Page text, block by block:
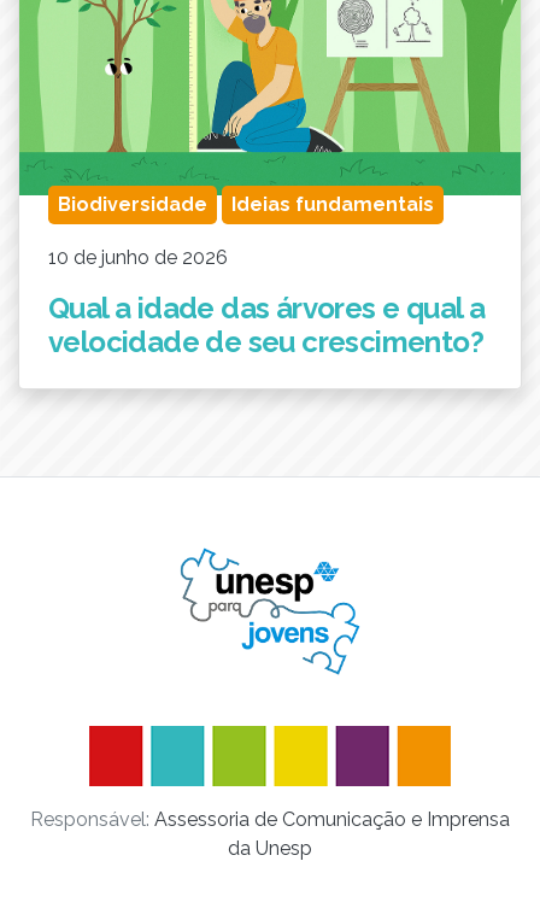
Biodiversidade Ideias fundamentais
10 de junho de 2026
Qual a idade das árvores e qual a
velocidade de seu crescimento?
Responsável: Assessoria de Comunicação e Imprensa
da Unesp